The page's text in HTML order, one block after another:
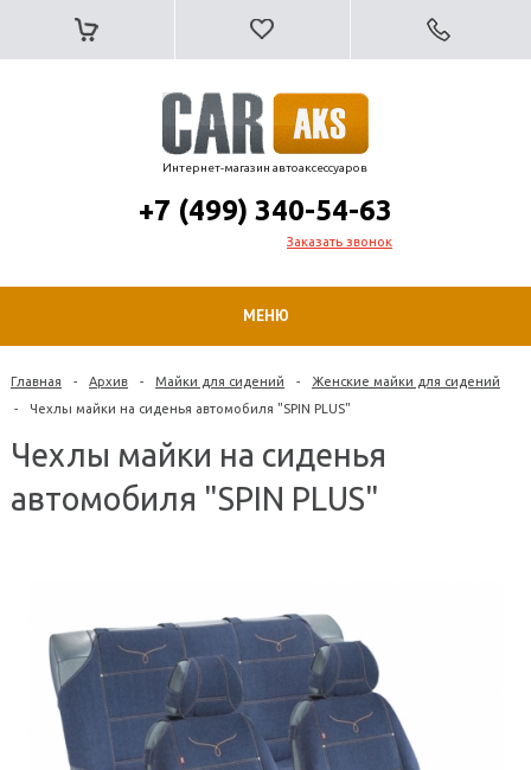
Интернет-магазин автоаксессуаров
+7 (499) 340-54-63
Заказать звонок
МЕНЮ
Главная - Архив - Майки для сидений -
Женские майки для сидений
-
Чехлы майки на сиденья автомобиля "SPIN PLUS"
Чехлы майки на сиденья
автомобиля "SPIN PLUS"